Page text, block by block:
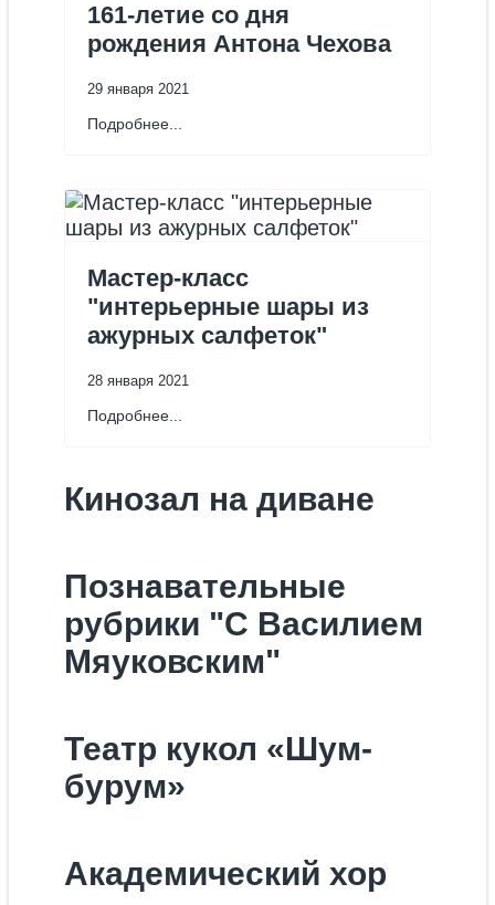
161-летие со дня
рождения Антона Чехова
29 января 2021
Подробнее...
Мастер-класс
"интерьерные шары из
ажурных салфеток"
28 января 2021
Подробнее...
Кинозал на диване
Познавательные
рубрики "С Василием
Мяуковским"
Театр кукол «Шум-
бурум»
Академический хор